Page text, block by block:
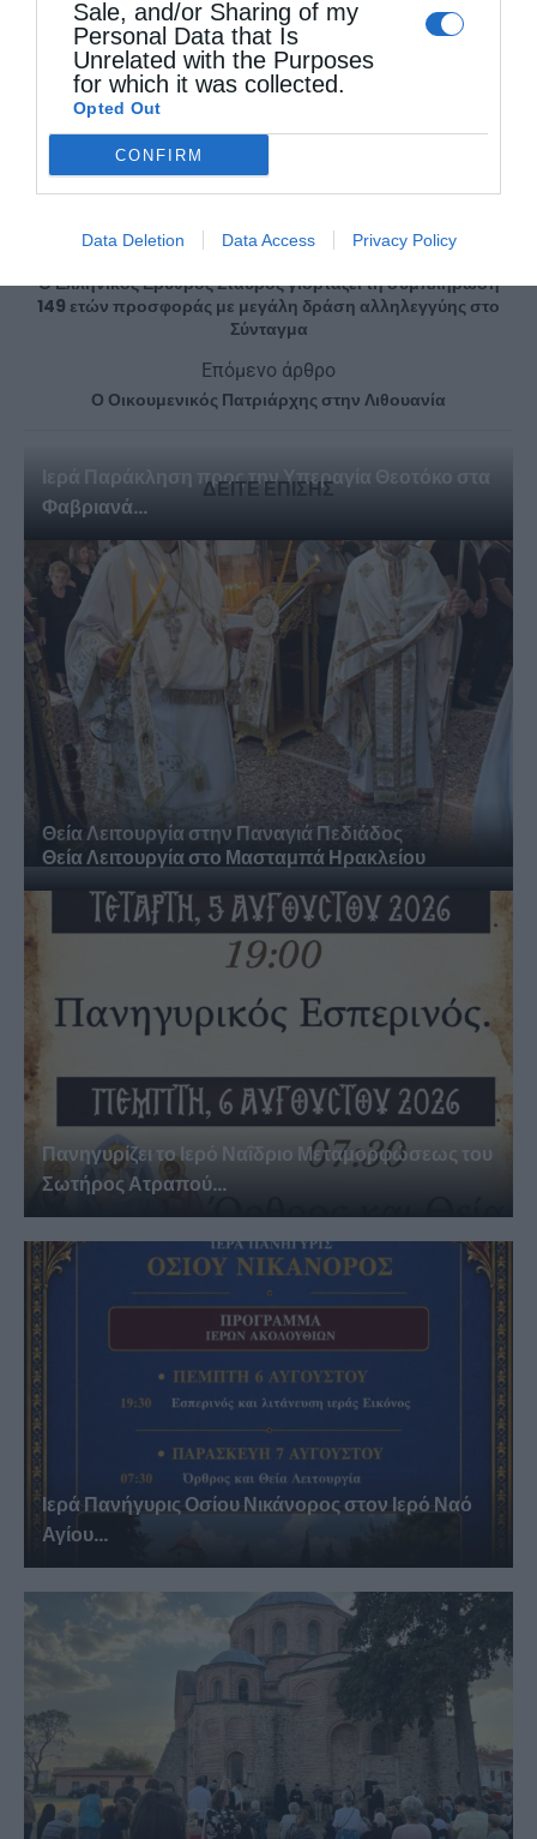
Sale, and/or Sharing of my
Personal Data that Is
Unrelated with the Purposes
for which it was collected.
Opted Out
CONFIRM
Data Deletion Data Access Privacy Policy
ΑΙΤΩΛΊΑΣ ΔΑΜΑΣΚΗΝΌΣ ΔΗΜΗΤΡΙΆΔΟΣ ΙΓΝΆΤΙΟΣ
ΜΟΙΡΑΣΟΥ 0
Προηγούμενο άρθρο
Ο Ελληνικός Ερυθρός Σταυρός γιορτάζει τη συμπλήρωση
149 ετών προσφοράς με μεγάλη δράση αλληλεγγύης στο
Σύνταγμα
Επόμενο άρθρο
Ο Οικουμενικός Πατριάρχης στην Λιθουανία
ΔΕΙΤΕ ΕΠΙΣΗΣ
Ιερά Παράκληση προς την Υπεραγία Θεοτόκο στα
Φαβριανά...
Θεία Λειτουργία στην Παναγιά Πεδιάδος
Θεία Λειτουργία στο Μασταμπά Ηρακλείου
Πανηγυρίζει το Ιερό Ναΐδριο Μεταμορφώσεως του
Σωτήρος Ατραπού...
Ιερά Πανήγυρις Οσίου Νικάνορος στον Ιερό Ναό
Αγίου...